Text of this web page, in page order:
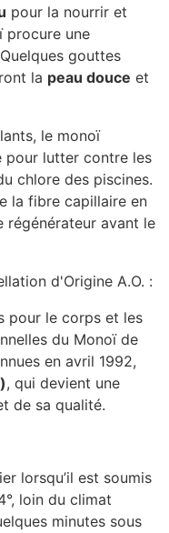
pour la nourrir et
procure une
gouttes
la peau douce et
le monoï
pour lutter contre les
chlore des piscines.
la fibre capillaire en
régénérateur avant le
d'Origine A.O. :
pour le corps et les
du Monoï de
en avril 1992,
, qui devient une
de sa qualité.
lorsqu’il est soumis
loin du climat
minutes sous